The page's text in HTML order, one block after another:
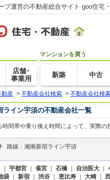
プ運営の不動産総合サイト goo住宅
店舗･
事業用
マンションを買う
新築 中古
動産 > 不動産会社検索 > 不動産会社検
ライン宇須の不動産会社一覧
間帯や乗り換え時間によって、実際の
路線：湘南新宿ライン宇須
｜ 宇都宮 ｜ 雀宮 ｜ 石橋 ｜ 自治医大 ｜
袋 ｜ 新宿 ｜ 渋谷 ｜ 恵比寿 ｜ 大崎 ｜